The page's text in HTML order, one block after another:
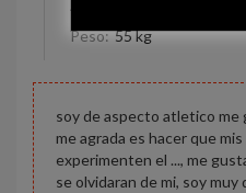
Peso: 55 kg
soy de aspecto atletico me
me agrada es hacer que
experimenten el ..., me
se olvidaran de mi, soy